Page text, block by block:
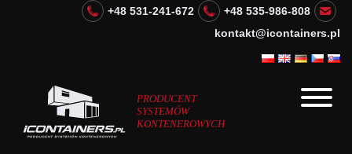
+48 531-241-672
+48 535-986-808
kontakt@icontainers.pl
PRODUCENT
SYSTEMÓW
KONTENEROWYCH